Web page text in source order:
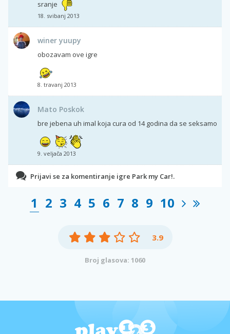
sranje
18. svibanj 2013
winer yuupy
obozavam ove igre
8. travanj 2013
Mato Poskok
bre jebena uh imal koja cura od 14 godina da se seksamo
9. veljača 2013
Prijavi se za komentiranje igre Park my Car!.
1 2 3 4 5 6 7 8 9 10
3.9
Broj glasova: 1060